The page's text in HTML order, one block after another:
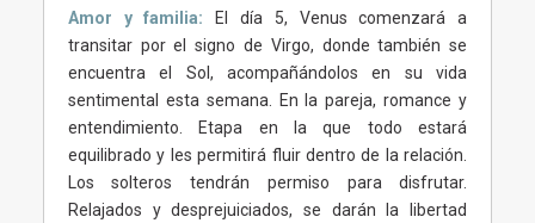
Amor y familia:
El día 5, Venus comenzará a
transitar por el signo de Virgo, donde también se
encuentra el Sol, acompañándolos en su vida
sentimental esta semana. En la pareja, romance y
entendimiento. Etapa en la que todo estará
equilibrado y les permitirá fluir dentro de la relación.
Los solteros tendrán permiso para disfrutar.
Relajados y desprejuiciados, se darán la libertad